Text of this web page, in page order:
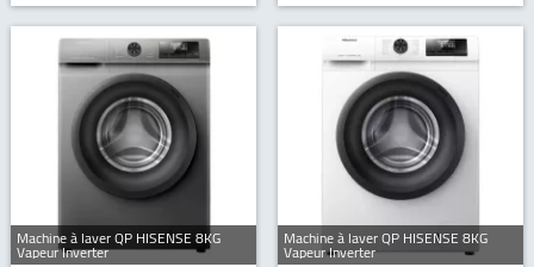
Machine à laver QP HISENSE 8KG
Vapeur Inverter
Machine à laver QP HISENSE 8KG
Vapeur Inverter